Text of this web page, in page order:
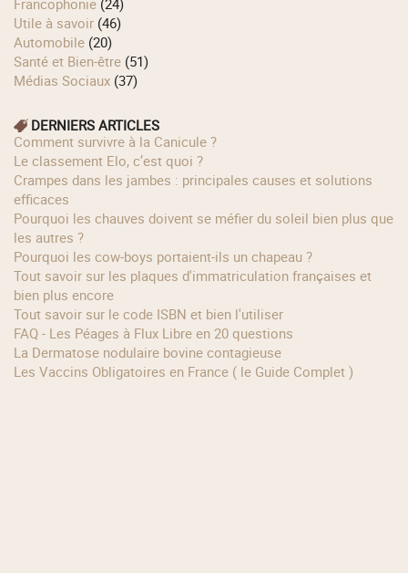
Francophonie (24)
Utile à savoir (46)
Automobile (20)
Santé et Bien-être (51)
Médias Sociaux (37)
DERNIERS ARTICLES
Comment survivre à la Canicule ?
Le classement Elo, c’est quoi ?
Crampes dans les jambes : principales causes et solutions
efficaces
Pourquoi les chauves doivent se méfier du soleil bien plus que
les autres ?
Pourquoi les cow‑boys portaient‑ils un chapeau ?
Tout savoir sur les plaques d'immatriculation françaises et
bien plus encore
Tout savoir sur le code ISBN et bien l'utiliser
FAQ - Les Péages à Flux Libre en 20 questions
La Dermatose nodulaire bovine contagieuse
Les Vaccins Obligatoires en France ( le Guide Complet )